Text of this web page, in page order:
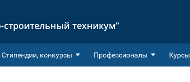
техникум”
Cтипендии, конкурсы Профессионалы Курсы